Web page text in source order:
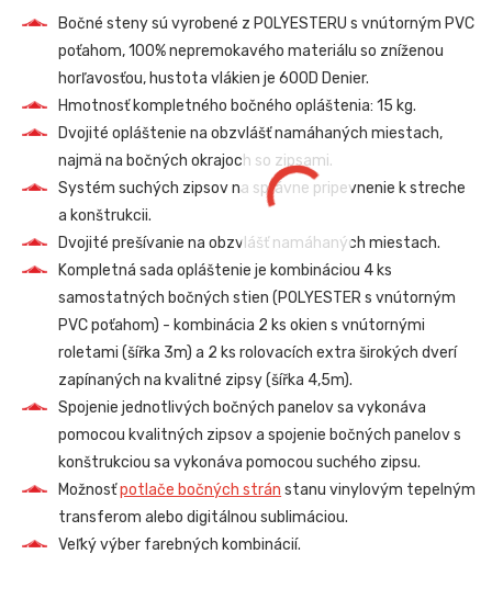
Bočné steny sú vyrobené z POLYESTERU s vnútorným PVC
poťahom, 100% nepremokavého materiálu so zníženou
horľavosťou, hustota vlákien je 600D Denier.
Hmotnosť kompletného bočného opláštenia: 15 kg.
Dvojité opláštenie na obzvlášť namáhaných miestach,
najmä na bočných okrajoch so zipsami.
Systém suchých zipsov na správne pripevnenie k streche
a konštrukcii.
Dvojité prešívanie na obzvlášť namáhaných miestach.
Kompletná sada opláštenie je kombináciou 4 ks
samostatných bočných stien (POLYESTER s vnútorným
PVC poťahom) - kombinácia 2 ks okien s vnútornými
roletami (šířka 3m) a 2 ks rolovacích extra širokých dverí
zapínaných na kvalitné zipsy (šířka 4,5m).
Spojenie jednotlivých bočných panelov sa vykonáva
pomocou kvalitných zipsov a spojenie bočných panelov s
konštrukciou sa vykonáva pomocou suchého zipsu.
Možnosťpotlače bočných strán stanu vinylovým tepelným
transferom alebo digitálnou sublimáciou.
Veľký výber farebných kombinácií.